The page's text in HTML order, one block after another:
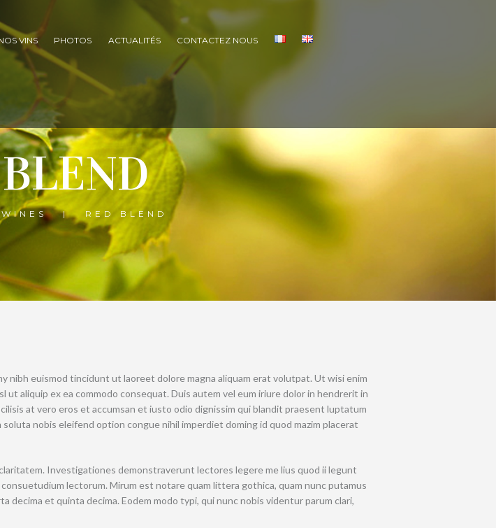
VINS PHOTOS ACTUALITÉS CONTACTEZ NOUS
RED BLEND
nibh euismod tincidunt ut laoreet dolore magna aliquam erat volutpat. Ut wisi enim
aliquip ex ea commodo consequat. Duis autem vel eum iriure dolor in hendrerit in
at vero eros et accumsan et iusto odio dignissim qui blandit praesent luptatum
nobis eleifend option congue nihil imperdiet doming id quod mazim placerat
Investigationes demonstraverunt lectores legere me lius quod ii legunt
lectorum. Mirum est notare quam littera gothica, quam nunc putamus
et quinta decima. Eodem modo typi, qui nunc nobis videntur parum clari,